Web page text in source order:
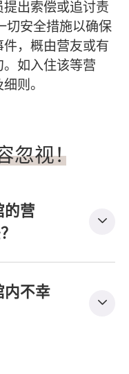
出索偿或追讨责
切安全措施以确保
，概由营友或有
如入住该等营
则。
忽视！
的营
内不幸